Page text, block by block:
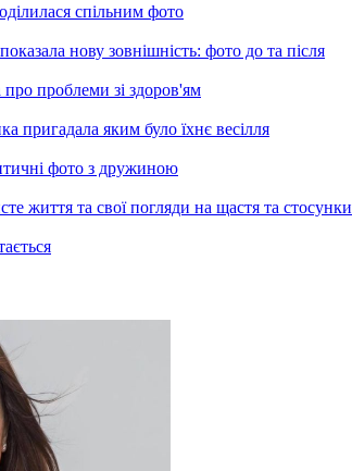
спільним фото
нову зовнішність: фото до та після
проблеми зі здоров'ям
пригадала яким було їхнє весілля
фото з дружиною
життя та свої погляди на щастя та стосунки